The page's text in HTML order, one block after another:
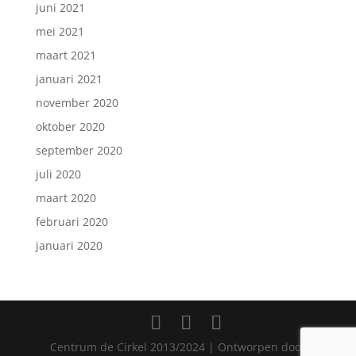
juni 2021
mei 2021
maart 2021
januari 2021
november 2020
oktober 2020
september 2020
juli 2020
maart 2020
februari 2020
januari 2020
Centrum de Cirkel 2013/2024 | Ontworpen door